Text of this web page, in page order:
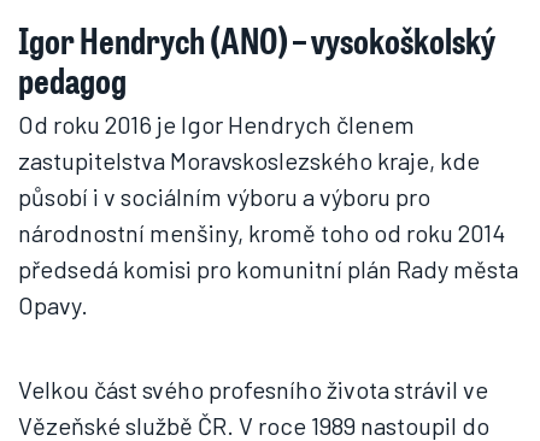
Igor Hendrych (ANO) – vysokoškolský
pedagog
Od roku 2016 je Igor Hendrych členem
zastupitelstva Moravskoslezského kraje, kde
působí i v sociálním výboru a výboru pro
národnostní menšiny, kromě toho od roku 2014
předsedá komisi pro komunitní plán Rady města
Opavy.
Velkou část svého profesního života strávil ve
Vězeňské službě ČR. V roce 1989 nastoupil do